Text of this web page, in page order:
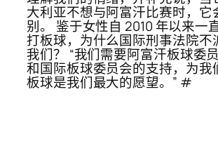
大利亚不想与阿富汗比赛时，它
别。 鉴于女性自 2010 年以来一
打板球，为什么国际刑事法院不
我们？ “我们需要阿富汗板球委员
和国际板球委员会的支持，为我
板球是我们最大的愿望。” #